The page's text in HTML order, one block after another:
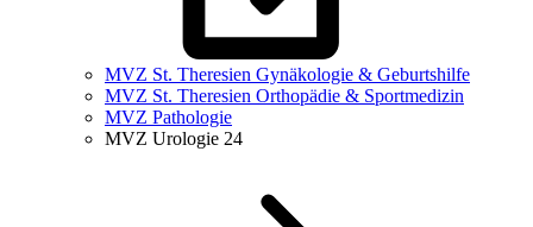
MVZ St. Theresien Gynäkologie & Geburtshilfe
MVZ St. Theresien Orthopädie & Sportmedizin
MVZ Pathologie
MVZ Urologie 24